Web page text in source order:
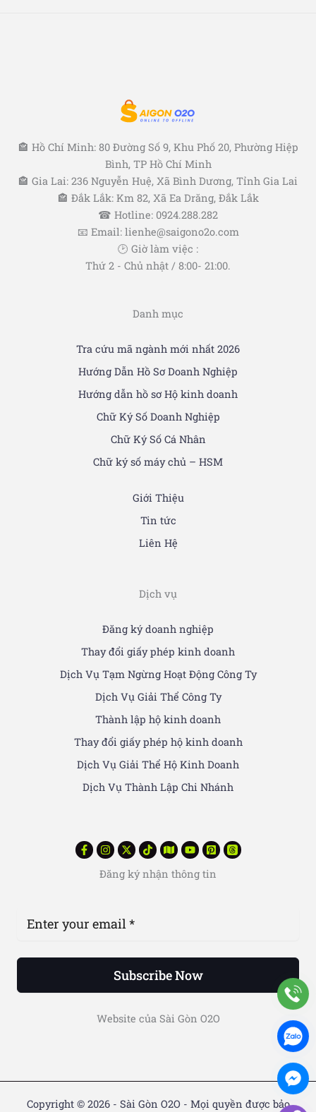
🏤 Hồ Chí Minh: 80 Đường Số 9, Khu Phố 20, Phường Hiệp
Bình, TP Hồ Chí Minh
🏤 Gia Lai: 236 Nguyễn Huệ, Xã Bình Dương, Tỉnh Gia Lai
🏤 Đắk Lắk: Km 82, Xã Ea Drăng, Đắk Lắk
☎ Hotline: 0924.288.282
📧 Email: lienhe@saigono2o.com
🕑 Giờ làm việc :
Thứ 2 - Chủ nhật / 8:00- 21:00.
Danh mục
Tra cứu mã ngành mới nhất 2026
Hướng Dẫn Hồ Sơ Doanh Nghiệp
Hướng dẫn hồ sơ Hộ kinh doanh
Chữ Ký Số Doanh Nghiệp
Chữ Ký Số Cá Nhân
Chữ ký số máy chủ – HSM
Giới Thiệu
Tin tức
Liên Hệ
Dịch vụ
Đăng ký doanh nghiệp
Thay đổi giấy phép kinh doanh
Dịch Vụ Tạm Ngừng Hoạt Động Công Ty
Dịch Vụ Giải Thể Công Ty
Thành lập hộ kinh doanh
Thay đổi giấy phép hộ kinh doanh
Dịch Vụ Giải Thể Hộ Kinh Doanh
Dịch Vụ Thành Lập Chi Nhánh
Đăng ký nhận thông tin
Subscribe Now
Website của Sài Gòn O2O
Copyright © 2026 - Sài Gòn O2O - Mọi quyền được bảo